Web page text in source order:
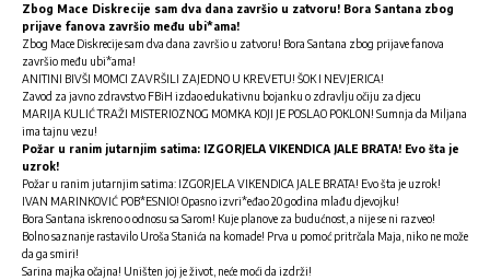
Zbog Mace Diskrecije sam dva dana završio u zatvoru! Bora Santana zbog
prijave fanova završio među ubi*ama!
Zbog Mace Diskrecije sam dva dana završio u zatvoru! Bora Santana zbog prijave fanova
završio među ubi*ama!
ANITINI BIVŠI MOMCI ZAVRŠILI ZAJEDNO U KREVETU! ŠOK I NEVJERICA!
Zavod za javno zdravstvo FBiH izdao edukativnu bojanku o zdravlju očiju za djecu
MARIJA KULIĆ TRAŽI MISTERIOZNOG MOMKA KOJI JE POSLAO POKLON! Sumnja da Miljana
ima tajnu vezu!
Požar u ranim jutarnjim satima: IZGORJELA VIKENDICA JALE BRATA! Evo šta je
uzrok!
Požar u ranim jutarnjim satima: IZGORJELA VIKENDICA JALE BRATA! Evo šta je uzrok!
IVAN MARINKOVIĆ POB*ESNIO! Opasno izvri*eđao 20 godina mlađu djevojku!
Bora Santana iskreno o odnosu sa Sarom! Kuje planove za budućnost, a nije se ni razveo!
Bolno saznanje rastavilo Uroša Stanića na komade! Prva u pomoć pritrčala Maja, niko ne može
da ga smiri!
Sarina majka očajna! Uništen joj je život, neće moći da izdrži!